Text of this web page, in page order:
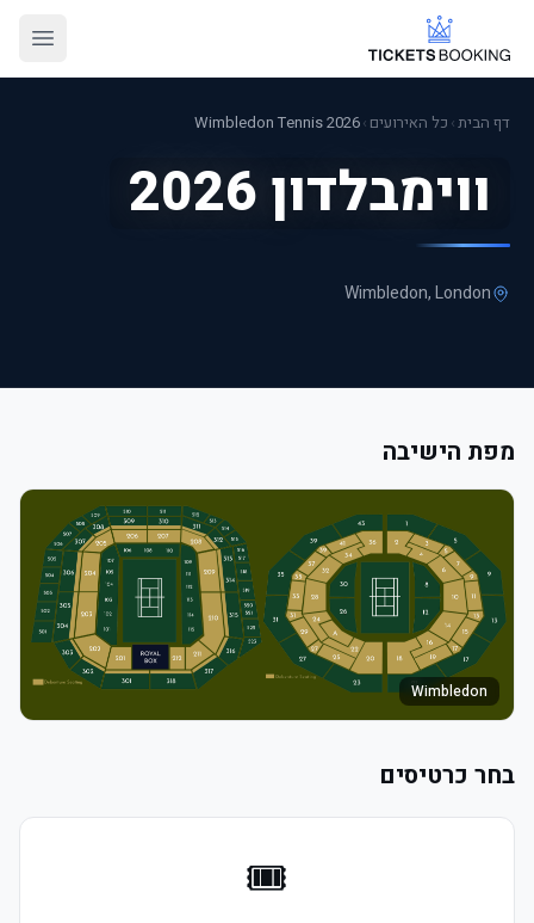
דף הבית› כל האירועים ›
Wimbledon Tennis 2026
ווימבלדון 2026
Wimbledon, London
מפת הישיבה
Wimbledon
בחר כרטיסים
🎟️